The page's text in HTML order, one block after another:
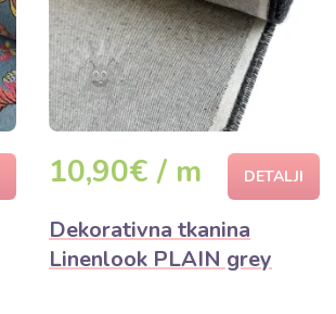
10,90€ / m DETALJI
Dekorativna tkanina
Linenlook PLAIN grey